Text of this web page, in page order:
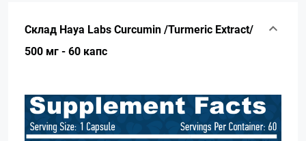
Склад Haya Labs Curcumin /Turmeric Extract/
500 мг - 60 капс